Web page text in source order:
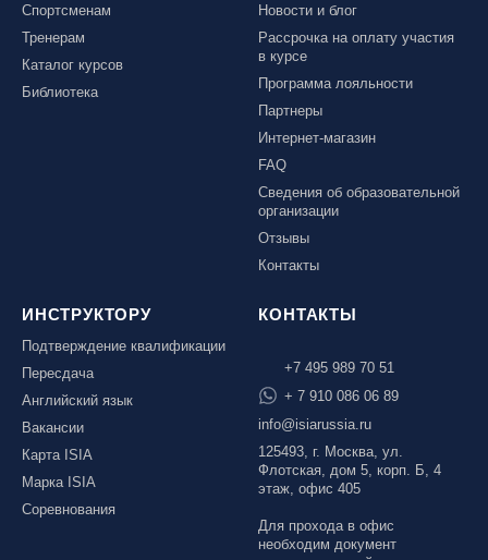
Спортсменам
Тренерам
Каталог курсов
Библиотека
Новости и блог
Рассрочка на оплату участия
в курсе
Программа лояльности
Партнеры
Интернет-магазин
FAQ
Сведения об образовательной
организации
Отзывы
Контакты
ИНСТРУКТОРУ
Подтверждение квалификации
Пересдача
Английский язык
Вакансии
Карта ISIA
Марка ISIA
Соревнования
КОНТАКТЫ
+7 495 989 70 51
+ 7 910 086 06 89
info@isiarussia.ru
125493, г. Москва, ул.
Флотская, дом 5, корп. Б, 4
этаж, офис 405
Для прохода в офис
необходим документ